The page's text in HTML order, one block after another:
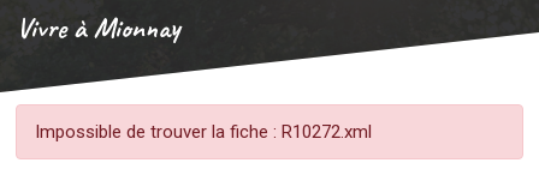
Vivre à Mionnay
Impossible de trouver la fiche : R10272.xml